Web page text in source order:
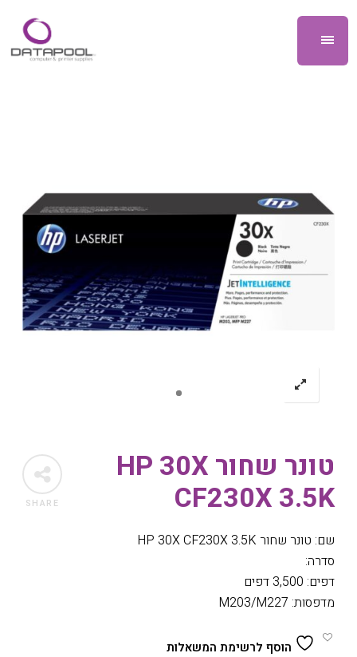
SHARE
טונר שחור HP 30X
CF230X 3.5K
שם: טונר שחור HP 30X CF230X 3.5K
סדרה:
דפים: 3,500 דפים
מדפסות: M203/M227
הוסף לרשימת המשאלות